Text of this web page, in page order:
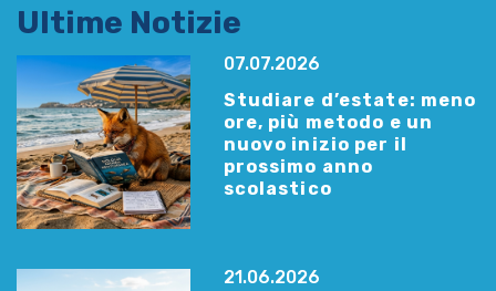
Ultime Notizie
07.07.2026
Studiare d’estate: meno
ore, più metodo e un
nuovo inizio per il
prossimo anno
scolastico
21.06.2026